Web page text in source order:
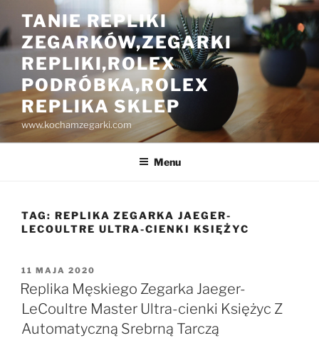
do
treści
TANIE REPLIKI
ZEGARKÓW,ZEGARKI
REPLIKI,ROLEX
PODRÓBKA,ROLEX
REPLIKA SKLEP
www.kochamzegarki.com
Menu
TAG: REPLIKA ZEGARKA JAEGER-
LECOULTRE ULTRA-CIENKI KSIĘŻYC
OPUBLIKOWANE
W
11 MAJA 2020
Replika Męskiego Zegarka Jaeger-
LeCoultre Master Ultra-cienki Księżyc Z
Automatyczną Srebrną Tarczą